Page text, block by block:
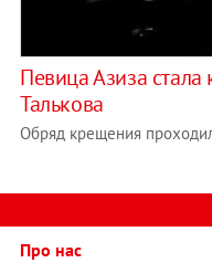
Певица Азиза
Талькова
Обряд крещения
Про нас